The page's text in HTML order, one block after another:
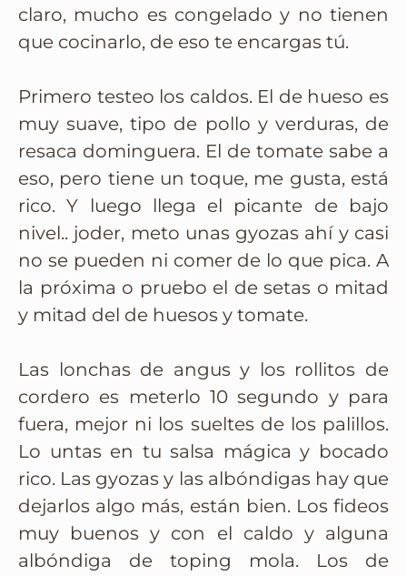
claro, mucho es congelado y no tienen
que cocinarlo, de eso te encargas tú.
Primero testeo los caldos. El de hueso es
muy suave, tipo de pollo y verduras, de
resaca dominguera. El de tomate sabe a
eso, pero tiene un toque, me gusta, está
rico. Y luego llega el picante de bajo
nivel.. joder, meto unas gyozas ahí y casi
no se pueden ni comer de lo que pica. A
la próxima o pruebo el de setas o mitad
y mitad del de huesos y tomate.
Las lonchas de angus y los rollitos de
cordero es meterlo 10 segundo y para
fuera, mejor ni los sueltes de los palillos.
Lo untas en tu salsa mágica y bocado
rico. Las gyozas y las albóndigas hay que
dejarlos algo más, están bien. Los fideos
muy buenos y con el caldo y alguna
albóndiga de toping mola. Los de